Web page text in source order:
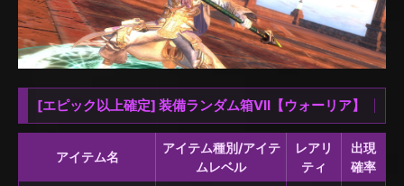
[エピック以上確定] 装備ランダム箱VII【ウォーリア】
アイテム名
アイテム種別/アイテ
ムレベル
レアリ
ティ
出現
確率